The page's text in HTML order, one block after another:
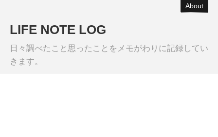
About
LIFE NOTE LOG
日々調べたこと思ったことをメモがわりに記録してい
きます。